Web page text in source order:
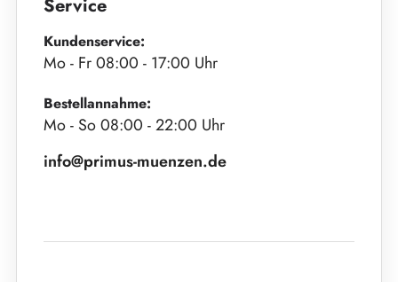
Service
Kundenservice:
Mo - Fr 08:00 - 17:00 Uhr
Bestellannahme:
Mo - So 08:00 - 22:00 Uhr
info@primus-muenzen.de